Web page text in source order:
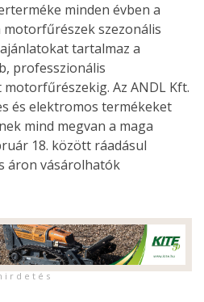
minden évben a
motorfűrészek szezonális
tartalmaz a
professzionális
Az ANDL Kft.
és elektromos termékeket
mind megvan a maga
18. között ráadásul
áron vásárolhatók
i r d e t é s